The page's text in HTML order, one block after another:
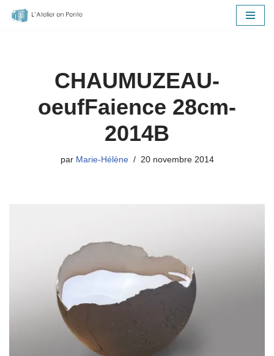
CHAUMUZEAU-
oeufFaience 28cm-
2014B
par Marie-Hélène 20 novembre 2014